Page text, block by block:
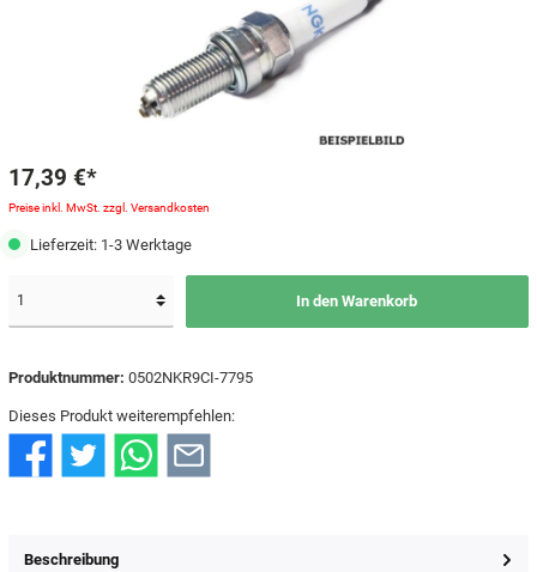
17,39 €*
Preise inkl. MwSt. zzgl. Versandkosten
Lieferzeit: 1-3 Werktage
In den Warenkorb
Produktnummer: 0502NKR9CI-7795
Dieses Produkt weiterempfehlen:
Beschreibung